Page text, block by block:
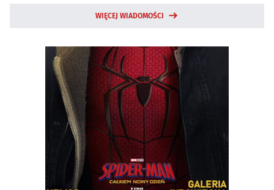
WIĘCEJ WIADOMOŚCI